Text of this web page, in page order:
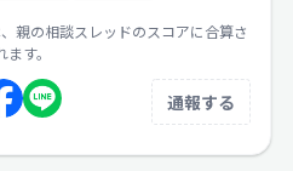
親の相談スレッドのスコアに合算さ
ます。
通報する